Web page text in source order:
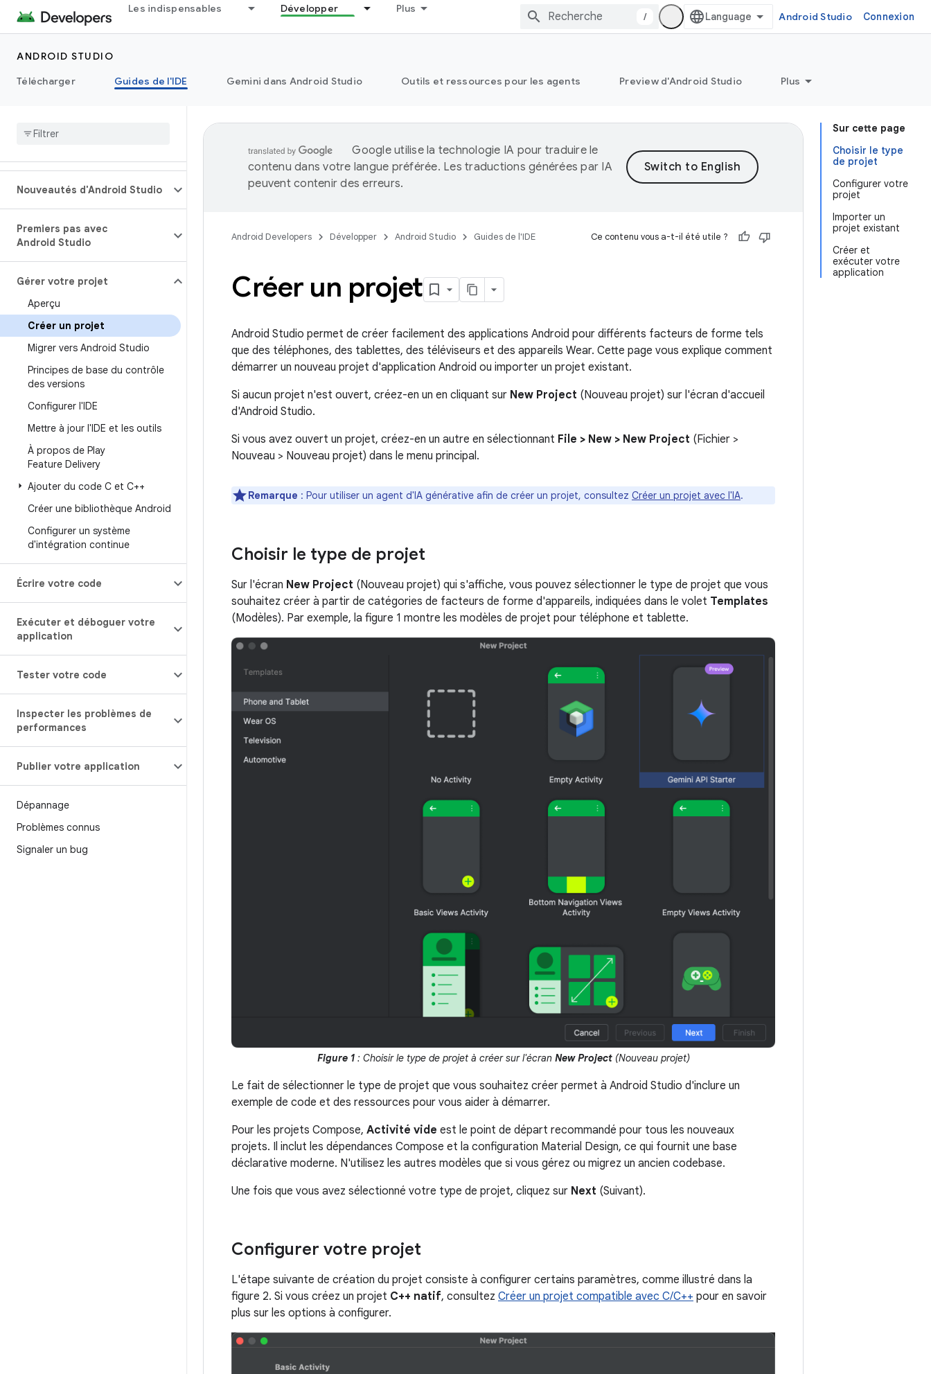
Les indispensables Développer Plus
/ Android Studio Connexion
ANDROID STUDIO
Télécharger
Guides de l'IDE Gemini dans Android Studio Outils et ressources pour les agents Preview d'Android Studio Plus
Nouveautés d'Android Studio
Premiers pas avec
Android Studio
Gérer votre projet
Aperçu
Créer un projet
Migrer vers Android Studio
Principes de base du contrôle
des versions
Configurer l'IDE
Mettre à jour l'IDE et les outils
À propos de Play
Feature Delivery
Ajouter du code C et C++
Créer une bibliothèque Android
Configurer un système
d'intégration continue
Écrire votre code
Exécuter et déboguer votre
application
Tester votre code
Inspecter les problèmes de
performances
Publier votre application
Dépannage
Problèmes connus
Signaler un bug
Sur cette page
Choisir le type
de projet
Configurer votre
projet
Importer un
projet existant
Créer et
exécuter votre
application
Google utilise la technologie IA pour traduire le
contenu dans votre langue préférée. Les traductions générées par IA
peuvent contenir des erreurs.
Android Developers Développer Android Studio Guides de l'IDE Ce contenu vous a-t-il été utile ?
Créer un projet
Android Studio permet de créer facilement des applications Android pour différents facteurs de forme tels
que des téléphones, des tablettes, des téléviseurs et des appareils Wear. Cette page vous explique comment
démarrer un nouveau projet d'application Android ou importer un projet existant.
Si aucun projet n'est ouvert, créez-en un en cliquant sur New Project (Nouveau projet) sur l'écran d'accueil
d'Android Studio.
Si vous avez ouvert un projet, créez-en un autre en sélectionnant File > New > New Project (Fichier >
Nouveau > Nouveau projet) dans le menu principal.
Remarque : Pour utiliser un agent d'IA générative afin de créer un projet, consultez Créer un projet avec l'IA.
Choisir le type de projet
Sur l'écran New Project (Nouveau projet) qui s'affiche, vous pouvez sélectionner le type de projet que vous
souhaitez créer à partir de catégories de facteurs de forme d'appareils, indiquées dans le volet Templates
(Modèles). Par exemple, la figure 1 montre les modèles de projet pour téléphone et tablette.
Figure 1: Choisir le type de projet à créer sur l'écran New Project(Nouveau projet)
Le fait de sélectionner le type de projet que vous souhaitez créer permet à Android Studio d'inclure un
exemple de code et des ressources pour vous aider à démarrer.
Pour les projets Compose, Activité vide est le point de départ recommandé pour tous les nouveaux
projets. Il inclut les dépendances Compose et la configuration Material Design, ce qui fournit une base
déclarative moderne. N'utilisez les autres modèles que si vous gérez ou migrez un ancien codebase.
Une fois que vous avez sélectionné votre type de projet, cliquez sur Next (Suivant).
Configurer votre projet
L'étape suivante de création du projet consiste à configurer certains paramètres, comme illustré dans la
figure 2. Si vous créez un projet C++ natif, consultez Créer un projet compatible avec C/C++ pour en savoir
plus sur les options à configurer.